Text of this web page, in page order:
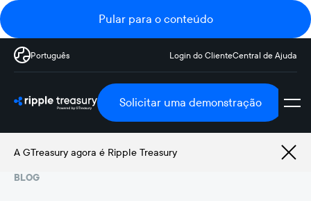
Pular para o conteúdo
Português Login do ClienteCentral de Ajuda
Solicitar uma demonstração
A GTreasury agora é Ripple Treasury
BLOG